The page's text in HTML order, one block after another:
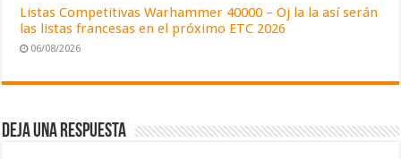
Listas Competitivas Warhammer 40000 – Oj la la así serán
las listas francesas en el próximo ETC 2026
06/08/2026
Deja una respuesta